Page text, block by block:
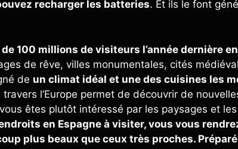
recharger les batteries. Et ils le font
100 millions de visiteurs l’année dernière
de rêve, villes monumentales, cités
de un climat idéal et une des cuisines les
l’Europe permet de découvrir de
êtes plutôt intéressé par les paysages et les
en Espagne à visiter, vous vous
plus beaux que ceux très proches.